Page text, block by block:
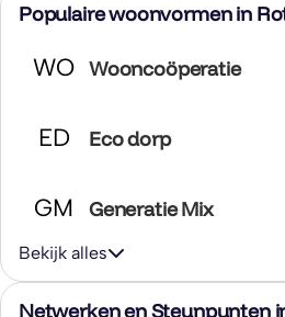
Populaire woonvormen in
WO Wooncoöperatie
ED Eco dorp
GM Generatie Mix
Bekijk alles
Netwerken en Steunpunten